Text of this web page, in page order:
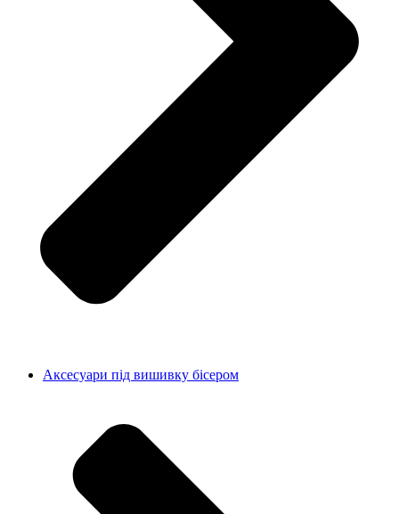
Аксесуари під вишивку бісером